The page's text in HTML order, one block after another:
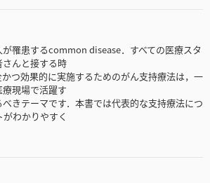
罹患するcommon disease．すべての医療スタ
んと接する時
つ効果的に実施するためのがん支持療法は，一
現場で活躍す
きテーマです．本書では代表的な支持療法につ
わかりやすく